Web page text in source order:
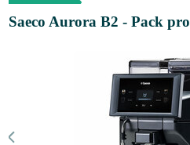
Saeco Aurora B2 - Pack pro